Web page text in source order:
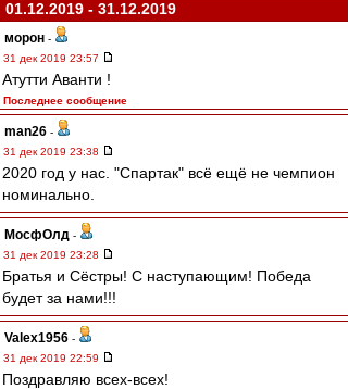
01.12.2019 - 31.12.2019
морон -
31 дек 2019 23:57
Атутти Аванти !
Последнее сообщение
man26 -
31 дек 2019 23:38
2020 год у нас. "Спартак" всё ещё не чемпион
номинально.
МосфОлд -
31 дек 2019 23:28
Братья и Сёстры! С наступающим! Победа
будет за нами!!!
Valex1956 -
31 дек 2019 22:59
Поздравляю всех-всех!